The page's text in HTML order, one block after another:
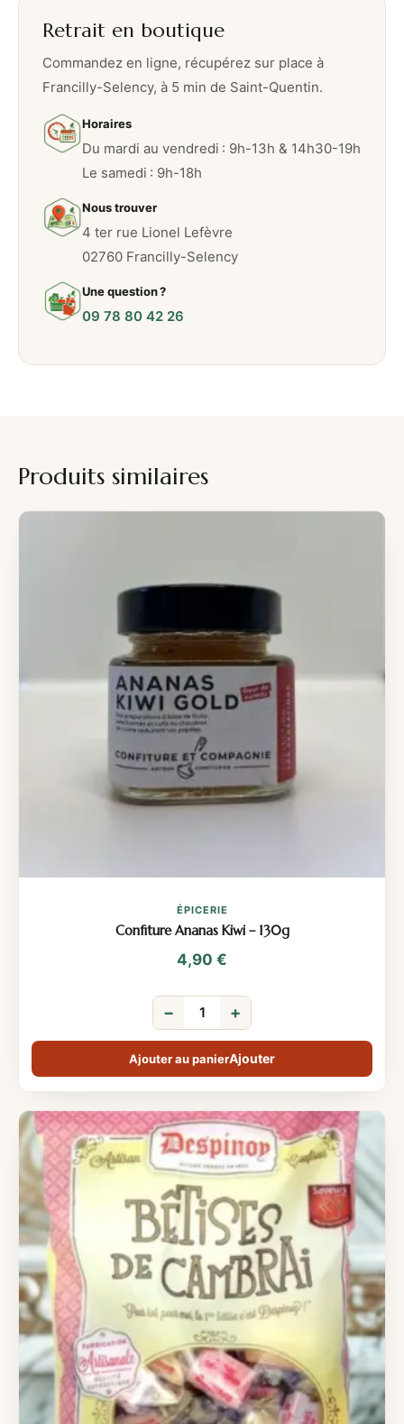
Retrait en boutique
Commandez en ligne, récupérez sur place à
Francilly-Selency, à 5 min de Saint-Quentin.
Horaires
Du mardi au vendredi : 9h-13h & 14h30-19h
Le samedi : 9h-18h
Nous trouver
4 ter rue Lionel Lefèvre
02760 Francilly-Selency
Une question ?
09 78 80 42 26
Produits similaires
ÉPICERIE
Confiture Ananas Kiwi – 130g
4,90 €
− +
Ajouter au panier